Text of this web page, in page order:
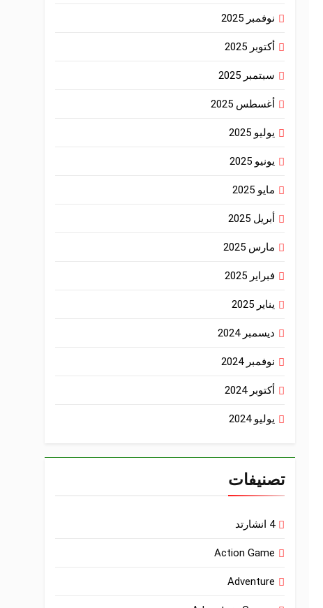
نوفمبر 2025
أكتوبر 2025
سبتمبر 2025
أغسطس 2025
يوليو 2025
يونيو 2025
مايو 2025
أبريل 2025
مارس 2025
فبراير 2025
يناير 2025
ديسمبر 2024
نوفمبر 2024
أكتوبر 2024
يوليو 2024
تصنيفات
4 انشارتد
Action Game
Adventure